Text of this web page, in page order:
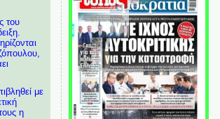
του
με
η